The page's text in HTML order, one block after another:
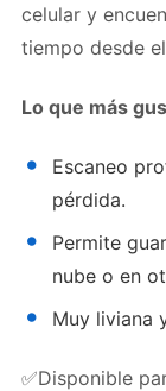
celular y
tiempo desde
Lo que más
Escaneo
pérdida.
Permite
nube o en
Muy liviana
✅Disponible